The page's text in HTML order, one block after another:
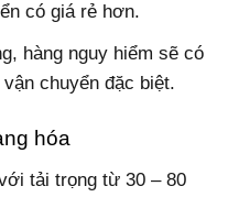
có giá rẻ hơn.
hàng nguy hiểm sẽ có
chuyển đặc biệt.
hóa
tải trọng từ 30 – 80